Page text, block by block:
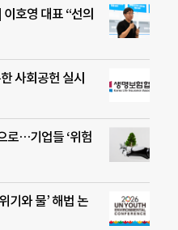
호영 대표 “선의
사회공헌 실시
로…기업들 ‘위험
기와 물’ 해법 논